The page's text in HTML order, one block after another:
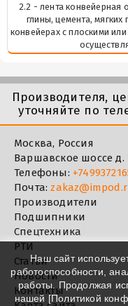
2.2 - лента конвейерная
глины, цемента,
конвейерах с плоскими
Производителя,
уточняйте по
Москва, Россия
Варшавское шоссе д.
Телефоны:
Почта:
Производители
Подшипники
Спецтехника
РТИ
Статьи
Новости
Контакты
Наш сайт
работоспособности,
работы. Продолжая
нашей [Политикой